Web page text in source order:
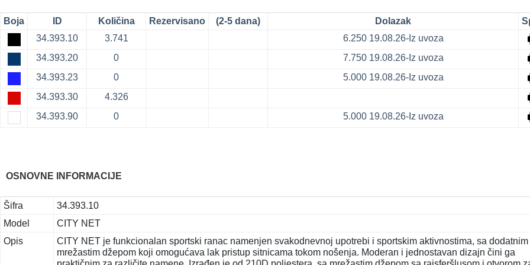
Boja ID Količina Rezervisano (2-5 dana) Dolazak
34.393.10
3.741 6.250 19.08.26-Iz uvoza
34.393.20
0 7.750 19.08.26-Iz uvoza
34.393.23
0 5.000 19.08.26-Iz uvoza
34.393.30
4.326
34.393.90
0 5.000 19.08.26-Iz uvoza
OSNOVNE INFORMACIJE
Šifra
34.393.10
Model
CITY NET
Opis
CITY NET je funkcionalan sportski ranac namenjen svakodnevnoj upotrebi i sportskim aktivnostima, sa dodatnim
mrežastim džepom koji omogućava lak pristup sitnicama tokom nošenja. Moderan i jednostavan dizajn čini ga